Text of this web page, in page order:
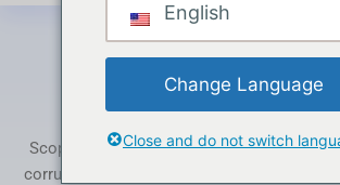
Scopri la nostra gamma di prodotti in
corrugati, guarnizioni e film.
English
Change Language
Close and do not switch